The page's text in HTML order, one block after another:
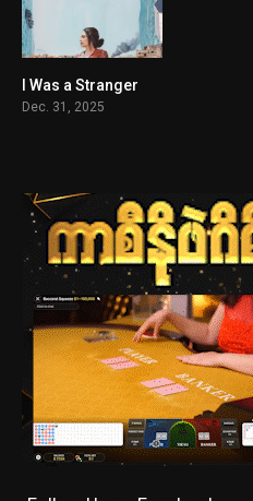
8.6
I Was a Stranger
Dec. 31, 2025